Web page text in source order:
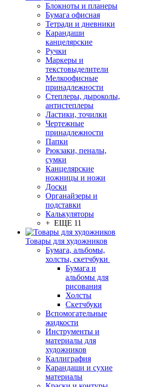
Блокноты и планеры
Бумага офисная
Тетради и дневники
Карандаши
канцелярские
Ручки
Маркеры и
текстовыделители
Мелкоофисные
принадлежности
Степлеры, дыроколы,
антистеплеры
Ластики, точилки
Чертежные
принадлежности
Папки
Рюкзаки, пеналы,
сумки
Канцелярские
ножницы и ножи
Доски
Органайзеры и
подставки
Калькуляторы
+ ЕЩЕ 11
Товары для художников
Бумага, альбомы,
холсты, скетчбуки
Бумага и
альбомы для
рисования
Холсты
Скетчбуки
Вспомогательные
жидкости
Инструменты и
материалы для
художников
Каллиграфия
Карандаши и сухие
материалы